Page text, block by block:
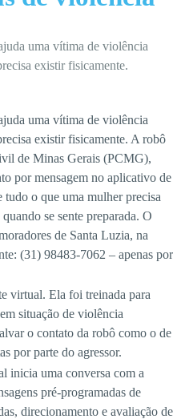
uma vítima de violência
existir fisicamente.
uma vítima de violência
existir fisicamente. A robô
de Minas Gerais (PCMG),
por mensagem no aplicativo de
tudo o que uma mulher precisa
se sente preparada. O
de Santa Luzia, na
(31) 98483-7062 – apenas por
virtual. Ela foi treinada para
situação de violência
o contato da robô como o de
por parte do agressor.
inicia uma conversa com a
pré-programadas de
direcionamento e avaliação de